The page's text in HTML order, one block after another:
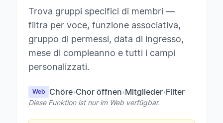
Trova gruppi specifici di membri —
filtra per voce, funzione associativa,
gruppo di permessi, data di ingresso,
mese di compleanno e tutti i campi
personalizzati.
Web Chöre›Chor öffnen›Mitglieder›Filter
Diese Funktion ist nur im Web verfügbar.